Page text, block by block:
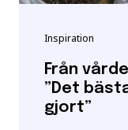
Inspiration
Från
”Det
gjort”